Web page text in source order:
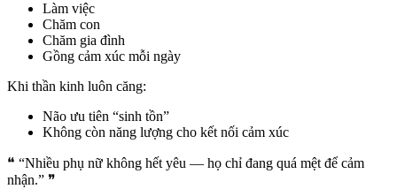
Làm việc
Chăm con
Chăm gia đình
Gồng cảm xúc mỗi ngày
Khi thần kinh luôn căng:
Não ưu tiên “sinh tồn”
Không còn năng lượng cho kết nối cảm xúc
❝ “Nhiều phụ nữ không hết yêu — họ chỉ đang quá mệt để cảm
nhận.” ❞